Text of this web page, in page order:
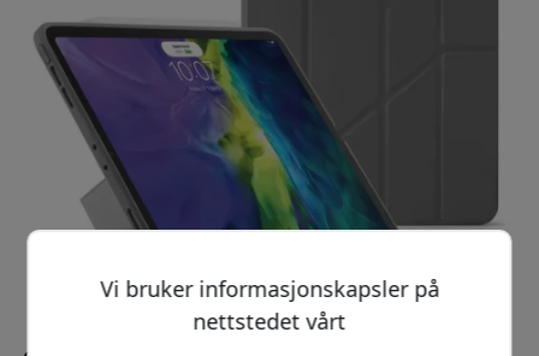
Vi bruker informasjonskapsler på
nettstedet vårt